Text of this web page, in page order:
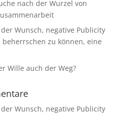
nach der Wurzel von
Wunsch, negative Publicity
zu können, eine
Wille auch der Weg?
Wunsch, negative Publicity